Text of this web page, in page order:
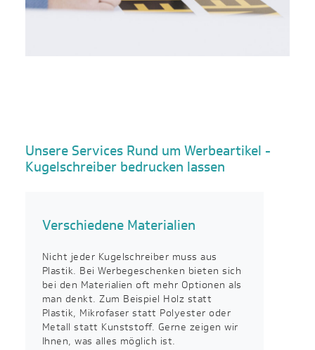
Unsere Services Rund um Werbeartikel -
Kugelschreiber bedrucken lassen
Verschiedene Materialien
Nicht jeder Kugelschreiber muss aus
Plastik. Bei Werbegeschenken bieten sich
bei den Materialien oft mehr Optionen als
man denkt. Zum Beispiel Holz statt
Plastik, Mikrofaser statt Polyester oder
Metall statt Kunststoff. Gerne zeigen wir
Ihnen, was alles möglich ist.